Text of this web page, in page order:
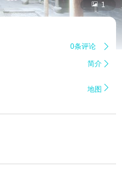
 1
0条评论 
简介 
地图 